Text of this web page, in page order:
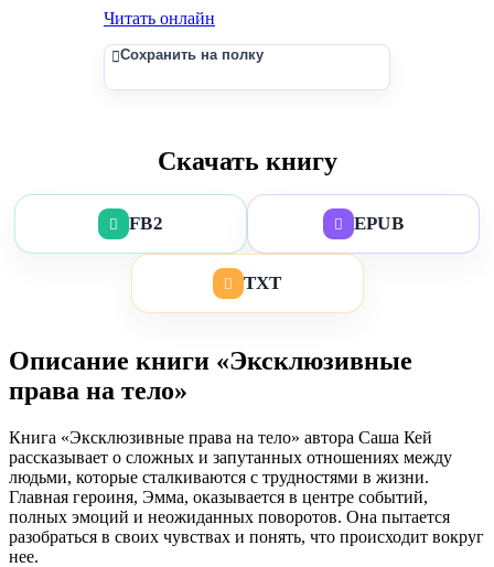
Читать онлайн
Сохранить на полку
Скачать книгу
FB2 EPUB
TXT
Описание книги «Эксклюзивные
права на тело»
Книга «Эксклюзивные права на тело» автора Саша Кей
рассказывает о сложных и запутанных отношениях между
людьми, которые сталкиваются с трудностями в жизни.
Главная героиня, Эмма, оказывается в центре событий,
полных эмоций и неожиданных поворотов. Она пытается
разобраться в своих чувствах и понять, что происходит вокруг
нее.